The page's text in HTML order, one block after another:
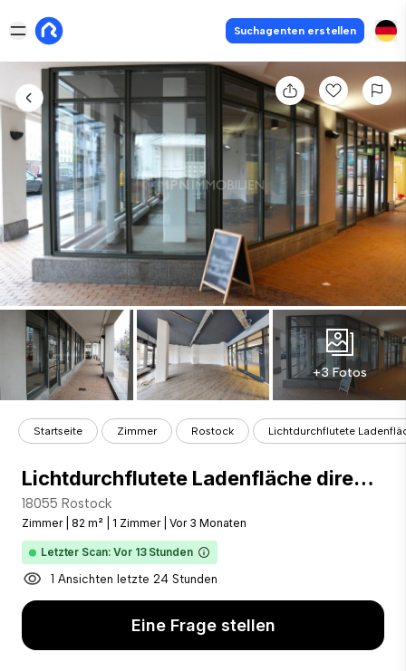
Suchagenten erstellen
+3 Fotos
Startseite Zimmer Rostock Lichtdurchflutete
Lichtdurchflutete Ladenfläche direkt im Hopfenmarkt
18055 Rostock
Zimmer 82 m² 1 Zimmer Vor 3 Monaten
Letzter Scan: Vor 13 Stunden
1 Ansichten letzte 24 Stunden
Eine Frage stellen